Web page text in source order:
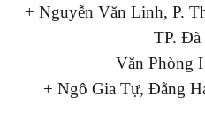
+ Nguyễn Văn Linh, P.
TP. Đà
Văn Phòng
+ Ngô Gia Tự, Đằng